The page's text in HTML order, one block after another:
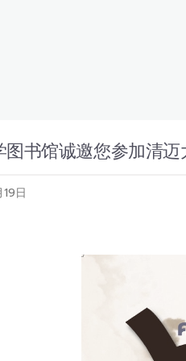
书馆诚邀您参加清迈
日